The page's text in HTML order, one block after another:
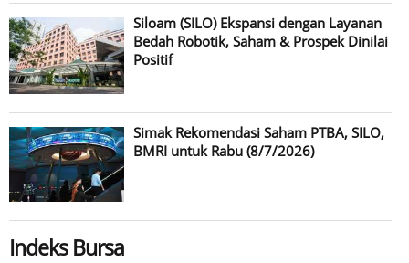
Siloam (SILO) Ekspansi dengan Layanan
Bedah Robotik, Saham & Prospek Dinilai
Positif
Simak Rekomendasi Saham PTBA, SILO,
BMRI untuk Rabu (8/7/2026)
Indeks Bursa